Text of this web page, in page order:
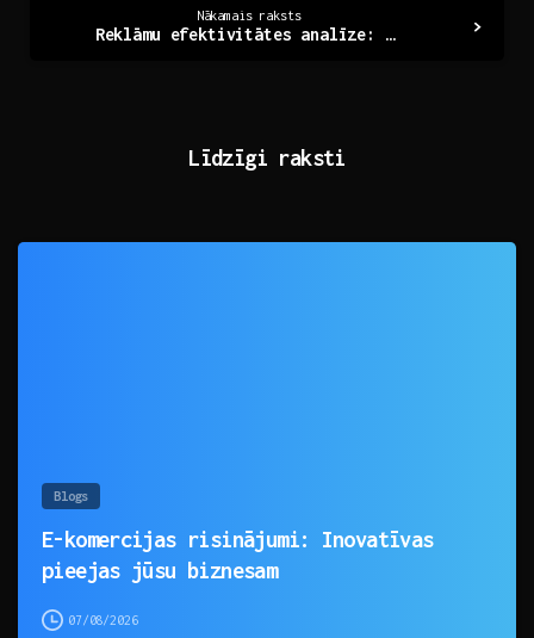
Nākamais raksts
Reklāmu efektivitātes analīze: Atklājiet panākumu atslēgu
Līdzīgi raksti
Blogs
E-komercijas risinājumi: Inovatīvas
pieejas jūsu biznesam
07/08/2026